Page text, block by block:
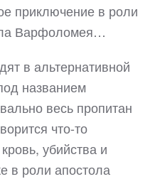
приключение в роли
Варфоломея…
в альтернативной
названием
весь пропитан
что-то
убийства и
в роли апостола